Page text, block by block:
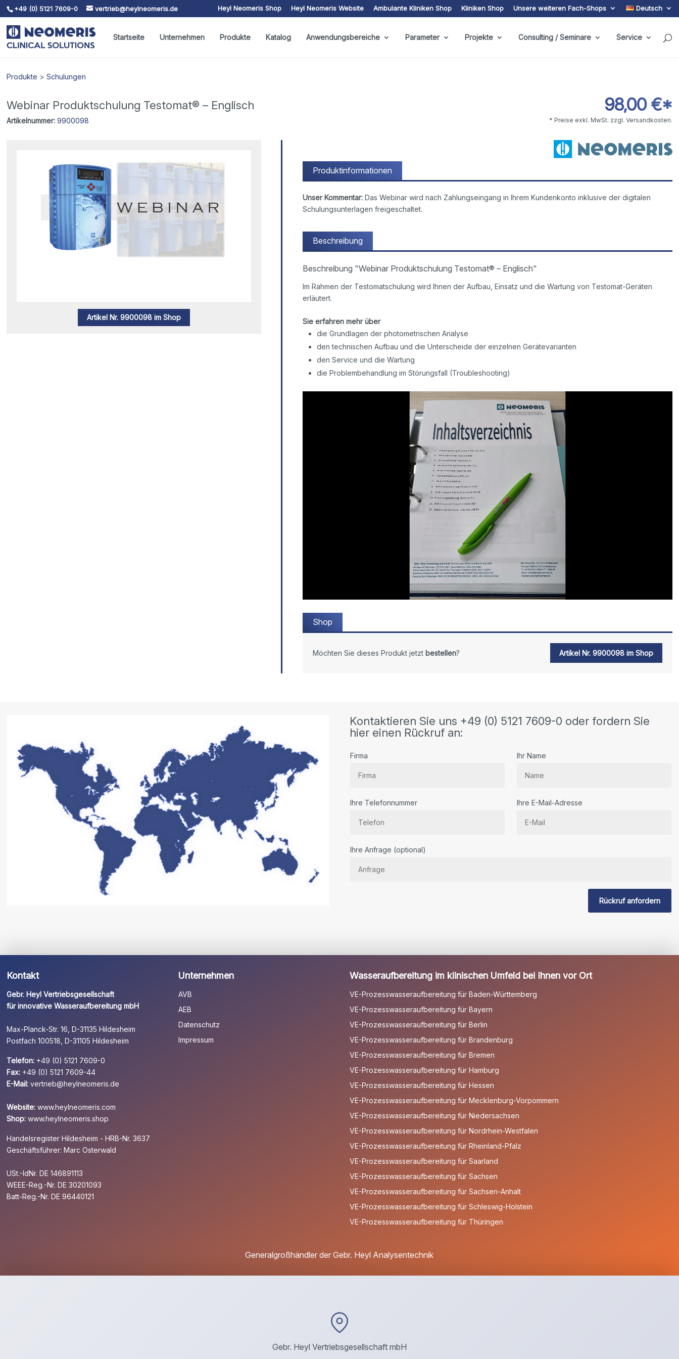
Skip To Content
+49 (0) 5121 7609-0 vertrieb@heylneomeris.de Heyl Neomeris Shop Heyl Neomeris Website Ambulante Kliniken Shop Kliniken Shop Unsere weiteren Fach-Shops Deutsch
Startseite Unternehmen Produkte Katalog Anwendungsbereiche Parameter Projekte Consulting / Seminare Service
Produkte >Schulungen
Webinar Produktschulung Testomat® – Englisch
Artikelnummer: 9900098
98,00 €*
* Preise exkl. MwSt. zzgl. Versandkosten.
Artikel Nr. 9900098 im Shop
Produktinformationen
Unser Kommentar:Das Webinar wird nach Zahlungseingang in Ihrem Kundenkonto inklusive der digitalen
Schulungsunterlagen freigeschaltet.
Beschreibung
Beschreibung "Webinar Produktschulung Testomat® – Englisch"
Im Rahmen der Testomatschulung wird Ihnen der Aufbau, Einsatz und die Wartung von Testomat-Geräten
erläutert.
Sie erfahren mehr über
die Grundlagen der photometrischen Analyse
den technischen Aufbau und die Unterscheide der einzelnen Gerätevarianten
den Service und die Wartung
die Problembehandlung im Störungsfall (Troubleshooting)
Shop
Möchten Sie dieses Produkt jetzt bestellen? Artikel Nr. 9900098 im Shop
Kontaktieren Sie uns +49 (0) 5121 7609-0 oder fordern Sie
hier einen Rückruf an:
Firma Ihr Name
Ihre Telefonnummer Ihre E-Mail-Adresse
Sie
Ihre Anfrage (optional)
Rückruf anfordern
Kontakt
Gebr. Heyl Vertriebsgesellschaft
für innovative Wasseraufbereitung mbH
Max-Planck-Str. 16, D-31135 Hildesheim
Postfach 100518, D-31105 Hildesheim
Telefon: +49 (0) 5121 7609-0
Fax: +49 (0) 5121 7609-44
E-Mail: vertrieb@heylneomeris.de
Website: www.heylneomeris.com
Shop: www.heylneomeris.shop
Handelsregister Hildesheim - HRB-Nr. 3637
Geschäftsführer: Marc Osterwald
USt.-IdNr. DE 146891113
WEEE-Reg.-Nr. DE 30201093
Batt-Reg.-Nr. DE 96440121
Unternehmen
AVB
AEB
Datenschutz
Impressum
Wasseraufbereitung im klinischen Umfeld bei Ihnen vor Ort
VE-Prozesswasseraufbereitung für Baden-Württemberg
VE-Prozesswasseraufbereitung für Bayern
VE-Prozesswasseraufbereitung für Berlin
VE-Prozesswasseraufbereitung für Brandenburg
VE-Prozesswasseraufbereitung für Bremen
VE-Prozesswasseraufbereitung für Hamburg
VE-Prozesswasseraufbereitung für Hessen
VE-Prozesswasseraufbereitung für Mecklenburg-Vorpommern
VE-Prozesswasseraufbereitung für Niedersachsen
VE-Prozesswasseraufbereitung für Nordrhein-Westfalen
VE-Prozesswasseraufbereitung für Rheinland-Pfalz
VE-Prozesswasseraufbereitung für Saarland
VE-Prozesswasseraufbereitung für Sachsen
VE-Prozesswasseraufbereitung für Sachsen-Anhalt
VE-Prozesswasseraufbereitung für Schleswig-Holstein
VE-Prozesswasseraufbereitung für Thüringen
Generalgroßhändler der Gebr. Heyl Analysentechnik
Gebr. Heyl Vertriebsgesellschaft mbH